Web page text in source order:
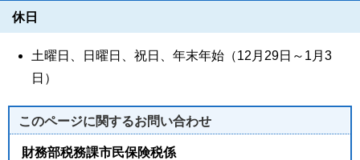
休日
土曜日、日曜日、祝日、年末年始（12月29日～1月3
日）
このページに関するお問い合わせ
財務部税務課市民保険税係